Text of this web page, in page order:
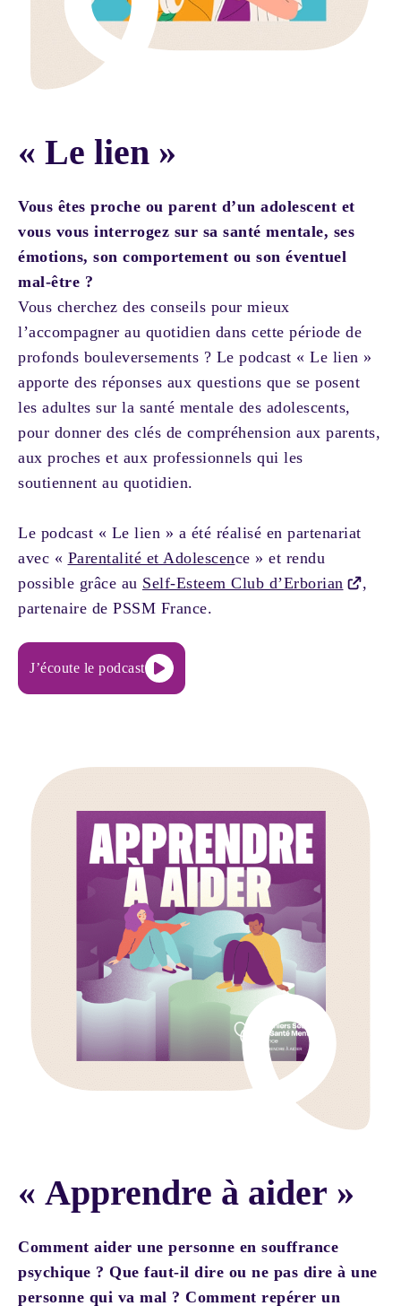
« Le lien »
Vous êtes proche ou parent d’un adolescent et
vous vous interrogez sur sa santé mentale, ses
émotions, son comportement ou son éventuel
mal-être ?
Vous cherchez des conseils pour mieux
l’accompagner au quotidien dans cette période de
profonds bouleversements ? Le podcast « Le lien »
apporte des réponses aux questions que se posent
les adultes sur la santé mentale des adolescents,
pour donner des clés de compréhension aux parents,
aux proches et aux professionnels qui les
soutiennent au quotidien.
Le podcast « Le lien » a été réalisé en partenariat
avec « Parentalité et Adolescence » et rendu
possible grâce au Self-Esteem Club d’Erborian
,
partenaire de PSSM France.
J’écoute le podcast
« Apprendre à aider »
Comment aider une personne en souffrance
psychique ? Que faut-il dire ou ne pas dire à une
personne qui va mal ? Comment repérer un